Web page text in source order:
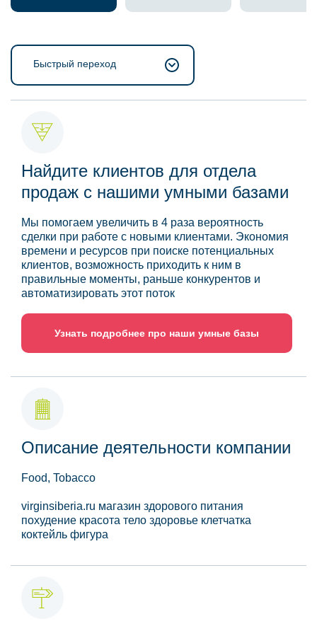
Быстрый переход
Найдите клиентов для отдела
продаж с нашими умными базами
Мы помогаем увеличить в 4 раза вероятность
сделки при работе с новыми клиентами. Экономия
времени и ресурсов при поиске потенциальных
клиентов, возможность приходить к ним в
правильные моменты, раньше конкурентов и
автоматизировать этот поток
Узнать подробнее про наши умные базы
Описание деятельности компании
Food, Tobacco
virginsiberia.ru магазин здорового питания
похудение красота тело здоровье клетчатка
коктейль фигура